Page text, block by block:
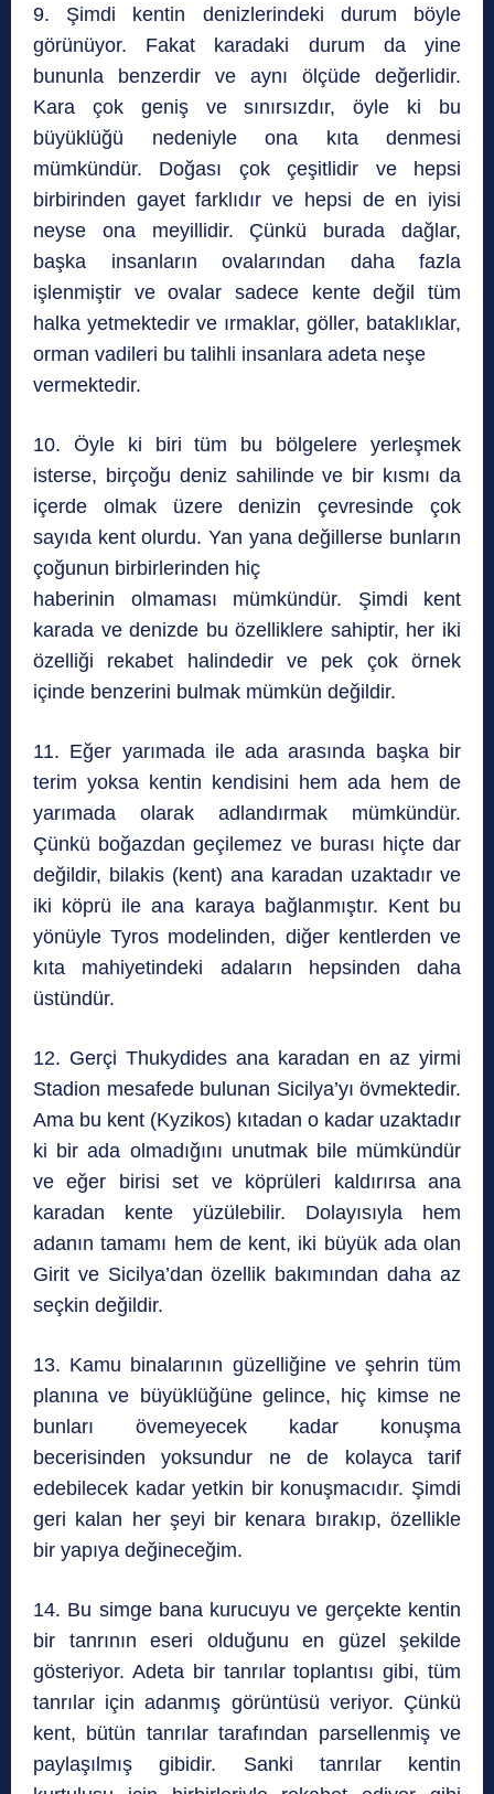
9. Şimdi kentin denizlerindeki durum böyle
görünüyor. Fakat karadaki durum da yine
bununla benzerdir ve aynı ölçüde değerlidir.
Kara çok geniş ve sınırsızdır, öyle ki bu
büyüklüğü nedeniyle ona kıta denmesi
mümkündür. Doğası çok çeşitlidir ve hepsi
birbirinden gayet farklıdır ve hepsi de en iyisi
neyse ona meyillidir. Çünkü burada dağlar,
başka insanların ovalarından daha fazla
işlenmiştir ve ovalar sadece kente değil tüm
halka yetmektedir ve ırmaklar, göller, bataklıklar,
orman vadileri bu talihli insanlara adeta neşe
vermektedir.
10. Öyle ki biri tüm bu bölgelere yerleşmek
isterse, birçoğu deniz sahilinde ve bir kısmı da
içerde olmak üzere denizin çevresinde çok
sayıda kent olurdu. Yan yana değillerse bunların
çoğunun birbirlerinden hiç
haberinin olmaması mümkündür. Şimdi kent
karada ve denizde bu özelliklere sahiptir, her iki
özelliği rekabet halindedir ve pek çok örnek
içinde benzerini bulmak mümkün değildir.
11. Eğer yarımada ile ada arasında başka bir
terim yoksa kentin kendisini hem ada hem de
yarımada olarak adlandırmak mümkündür.
Çünkü boğazdan geçilemez ve burası hiçte dar
değildir, bilakis (kent) ana karadan uzaktadır ve
iki köprü ile ana karaya bağlanmıştır. Kent bu
yönüyle Tyros modelinden, diğer kentlerden ve
kıta mahiyetindeki adaların hepsinden daha
üstündür.
12. Gerçi Thukydides ana karadan en az yirmi
Stadion mesafede bulunan Sicilya’yı övmektedir.
Ama bu kent (Kyzikos) kıtadan o kadar uzaktadır
ki bir ada olmadığını unutmak bile mümkündür
ve eğer birisi set ve köprüleri kaldırırsa ana
karadan kente yüzülebilir. Dolayısıyla hem
adanın tamamı hem de kent, iki büyük ada olan
Girit ve Sicilya’dan özellik bakımından daha az
seçkin değildir.
13. Kamu binalarının güzelliğine ve şehrin tüm
planına ve büyüklüğüne gelince, hiç kimse ne
bunları övemeyecek kadar konuşma
becerisinden yoksundur ne de kolayca tarif
edebilecek kadar yetkin bir konuşmacıdır. Şimdi
geri kalan her şeyi bir kenara bırakıp, özellikle
bir yapıya değineceğim.
14. Bu simge bana kurucuyu ve gerçekte kentin
bir tanrının eseri olduğunu en güzel şekilde
gösteriyor. Adeta bir tanrılar toplantısı gibi, tüm
tanrılar için adanmış görüntüsü veriyor. Çünkü
kent, bütün tanrılar tarafından parsellenmiş ve
paylaşılmış gibidir. Sanki tanrılar kentin